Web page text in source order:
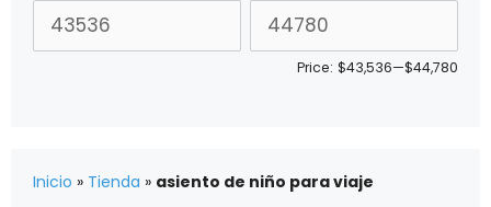
Price: $43,536—$44,780
Inicio » Tienda » asiento de niño para viaje